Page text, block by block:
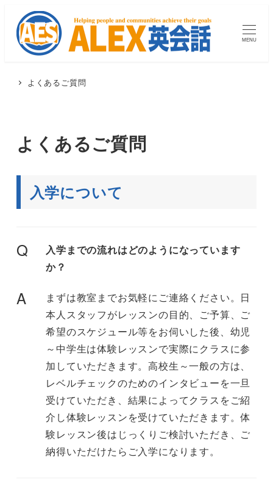
MENU
よくあるご質問
よくあるご質問
入学について
Q
入学までの流れはどのようになっています
か？
A
まずは教室までお気軽にご連絡ください。日
本人スタッフがレッスンの目的、ご予算、ご
希望のスケジュール等をお伺いした後、幼児
～中学生は体験レッスンで実際にクラスに参
加していただきます。高校生～一般の方は、
レベルチェックのためのインタビューを一旦
受けていただき、結果によってクラスをご紹
介し体験レッスンを受けていただきます。体
験レッスン後はじっくりご検討いただき、ご
納得いただけたらご入学になります。